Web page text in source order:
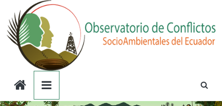
contenido
Observatorio